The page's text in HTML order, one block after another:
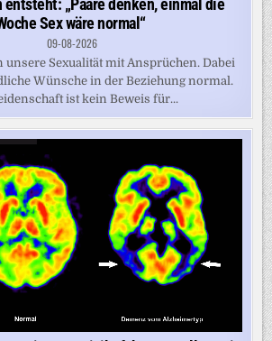
entsteht: „Paare denken, einmal die
Sex wäre normal“
09-08-2026
Sexualität mit Ansprüchen. Dabei
Wünsche in der Beziehung normal.
ist kein Beweis für...